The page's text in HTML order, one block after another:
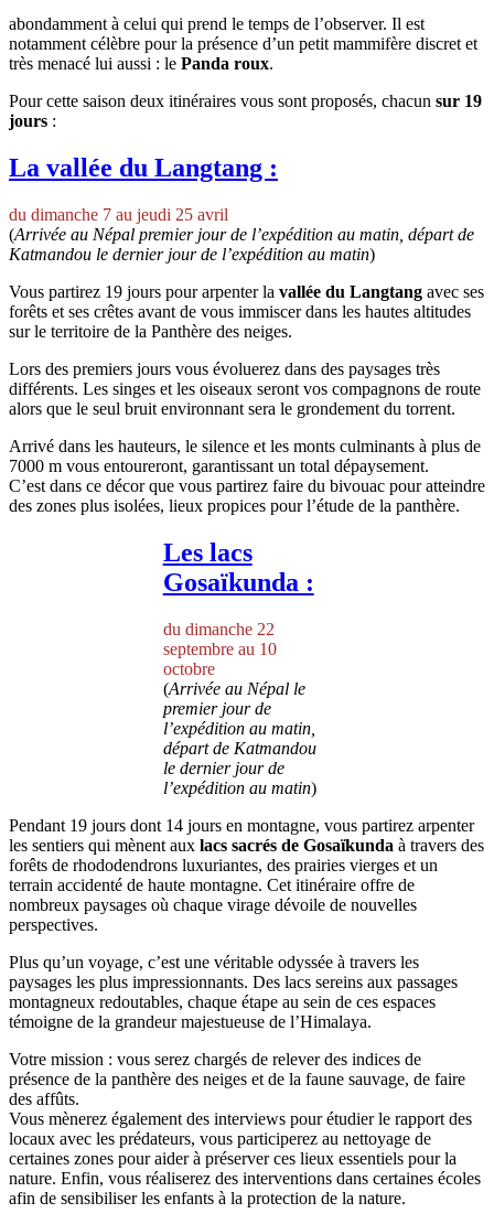
abondamment à celui qui prend le temps de l’observer. Il est
notamment célèbre pour la présence d’un petit mammifère discret et
très menacé lui aussi : le Panda roux.
Pour cette saison deux itinéraires vous sont proposés, chacun sur 19
jours :
La vallée du Langtang :
du dimanche 7 au jeudi 25 avril
(Arrivée au Népal premier jour de l’expédition au matin, départ de
Katmandou le dernier jour de l’expédition au matin)
Vous partirez 19 jours pour arpenter la vallée du Langtang avec ses
forêts et ses crêtes avant de vous immiscer dans les hautes altitudes
sur le territoire de la Panthère des neiges.
Lors des premiers jours vous évoluerez dans des paysages très
différents. Les singes et les oiseaux seront vos compagnons de route
alors que le seul bruit environnant sera le grondement du torrent.
Arrivé dans les hauteurs, le silence et les monts culminants à plus de
7000 m vous entoureront, garantissant un total dépaysement.
C’est dans ce décor que vous partirez faire du bivouac pour atteindre
des zones plus isolées, lieux propices pour l’étude de la panthère.
Les lacs
Gosaïkunda :
du dimanche 22
septembre au 10
octobre
(Arrivée au Népal le
premier jour de
l’expédition au matin,
départ de Katmandou
le dernier jour de
l’expédition au matin)
Pendant 19 jours dont 14 jours en montagne, vous partirez arpenter
les sentiers qui mènent aux lacs sacrés de Gosaïkunda à travers des
forêts de rhododendrons luxuriantes, des prairies vierges et un
terrain accidenté de haute montagne. Cet itinéraire offre de
nombreux paysages où chaque virage dévoile de nouvelles
perspectives.
Plus qu’un voyage, c’est une véritable odyssée à travers les
paysages les plus impressionnants. Des lacs sereins aux passages
montagneux redoutables, chaque étape au sein de ces espaces
témoigne de la grandeur majestueuse de l’Himalaya.
Votre mission : vous serez chargés de relever des indices de
présence de la panthère des neiges et de la faune sauvage, de faire
des affûts.
Vous mènerez également des interviews pour étudier le rapport des
locaux avec les prédateurs, vous participerez au nettoyage de
certaines zones pour aider à préserver ces lieux essentiels pour la
nature. Enfin, vous réaliserez des interventions dans certaines écoles
afin de sensibiliser les enfants à la protection de la nature.